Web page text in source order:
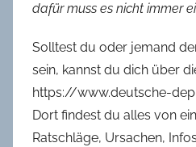
dafür muss es nicht immer
Solltest du oder jemand
sein, kannst du dich über
https://www.deutsche-
Dort findest du alles von
Ratschläge, Ursachen,